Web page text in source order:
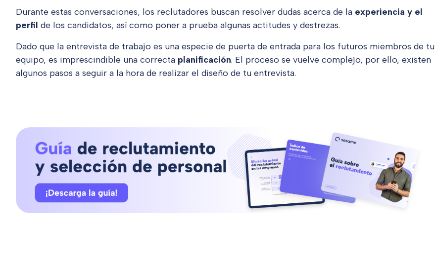
Durante estas conversaciones, los reclutadores buscan resolver dudas acerca de la experiencia y el
perfil de los candidatos, así como poner a prueba algunas actitudes y destrezas.
Dado que la entrevista de trabajo es una especie de puerta de entrada para los futuros miembros de tu
equipo, es imprescindible una correcta planificación. El proceso se vuelve complejo, por ello, existen
algunos pasos a seguir a la hora de realizar el diseño de tu entrevista.